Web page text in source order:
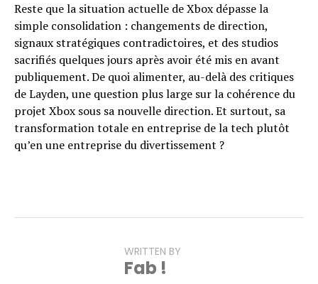
Reste que la situation actuelle de Xbox dépasse la
simple consolidation : changements de direction,
signaux stratégiques contradictoires, et des studios
sacrifiés quelques jours après avoir été mis en avant
publiquement. De quoi alimenter, au-delà des critiques
de Layden, une question plus large sur la cohérence du
projet Xbox sous sa nouvelle direction. Et surtout, sa
transformation totale en entreprise de la tech plutôt
qu’en une entreprise du divertissement ?
WRITTEN BY
Fab !